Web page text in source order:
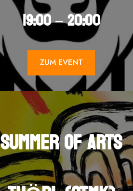
19:00 – 20:00
ZUM EVENT
SUMMER OF ARTS